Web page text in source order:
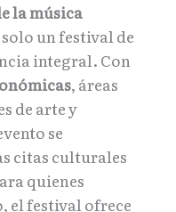
la música
solo un festival de
integral. Con
, áreas
de arte y
se
citas culturales
quienes
el festival ofrece